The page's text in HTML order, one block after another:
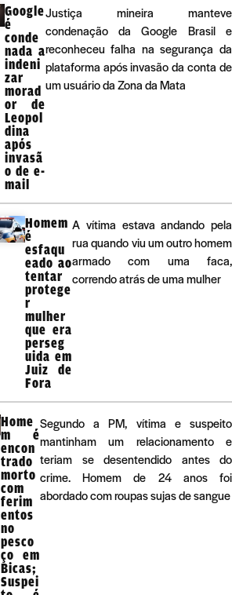
Google
é
conde
nada a
indeni
zar
morad
or de
Leopol
dina
após
invasã
o de e-
mail
Justiça mineira manteve
condenação da Google Brasil e
reconheceu falha na segurança da
plataforma após invasão da conta de
um usuário da Zona da Mata
Homem
é
esfaqu
eado ao
tentar
protege
r
mulher
que era
perseg
uida em
Juiz de
Fora
A vítima estava andando pela
rua quando viu um outro homem
armado com uma faca,
correndo atrás de uma mulher
Home
m é
encon
trado
morto
com
ferim
entos
no
pesco
ço em
Bicas;
Suspei
Segundo a PM, vítima e suspeito
mantinham um relacionamento e
teriam se desentendido antes do
crime. Homem de 24 anos foi
abordado com roupas sujas de sangue